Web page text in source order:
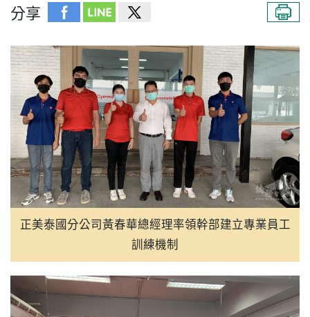
12:00 竹塹文獻30週年特展 引領民
10:00 索契夫領軍 維也納愛樂10月
08:00中央補助1.58億 桃園平鎮金
04:00再見「刺秦」 香港漫畫家利志
04:00亞洲花滑錦標賽台灣奪1金5銀
00:00 墾管處響應世界清潔日 淨灘
分享
正美泰國分公司黃春華總經理率領幹部建立專業員工
訓練機制